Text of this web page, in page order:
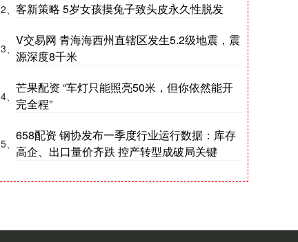
2、 客新策略 5岁女孩摸兔子致头皮永久性脱发
3、
V交易网 青海海西州直辖区发生5.2级地震，震
源深度8千米
4、
芒果配资 “车灯只能照亮50米，但你依然能开
完全程”
5、
658配资 钢协发布一季度行业运行数据：库存
高企、出口量价齐跌 控产转型成破局关键